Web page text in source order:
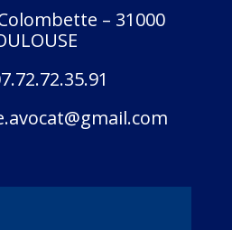
– 31000